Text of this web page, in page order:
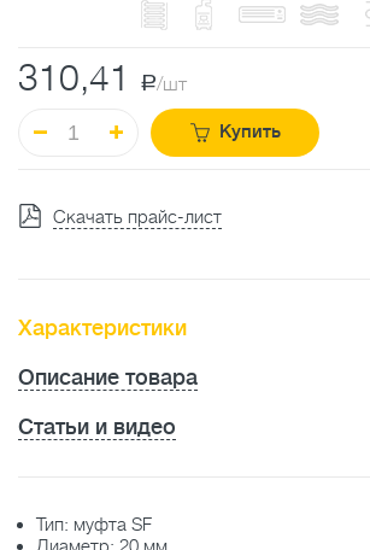
310,41 a/шт
Купить
Скачать прайс-лист
Характеристики
Описание товара
Статьи и видео
Тип: муфта SF